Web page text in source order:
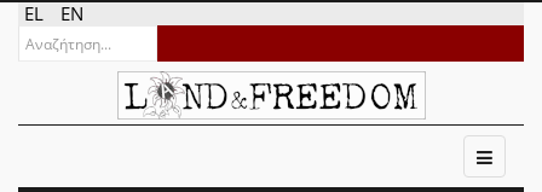
EL EN